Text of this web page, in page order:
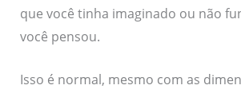
que você tinha imaginado ou não
você pensou.
Isso é normal, mesmo com as